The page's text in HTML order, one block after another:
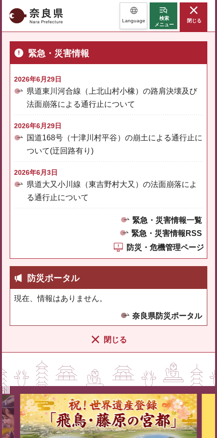
奈良県 Language
検索
メニュー
閉じる
緊急・災害情報
2026年6月29日
県道東川河合線（上北山村小橡）の路肩決壊及び
法面崩落による通行止について
2026年6月29日
国道168号（十津川村平谷）の崩土による通行止に
ついて(迂回路有り)
2026年6月3日
県道大又小川線（東吉野村大又）の法面崩落によ
る通行止について
緊急・災害情報一覧
緊急・災害情報RSS
防災・危機管理ページ
防災ポータル
現在、情報はありません。
奈良県防災ポータル
閉じる